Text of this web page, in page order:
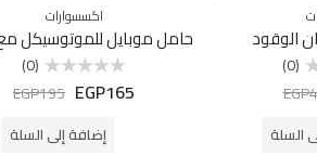
الوقود
(0)
EGP
السلة
اكسسوارات
التقييم
(0)
EGP165
EGP195
إضافة إلى السلة